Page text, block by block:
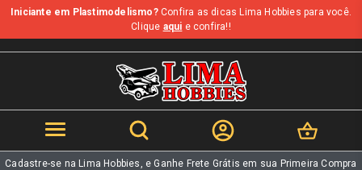
b
Iniciante em Plastimodelismo?Confira as dicas Lima Hobbies para você.
Clique aqui e confira!!
Cadastre-se na Lima Hobbies, e Ganhe Frete Grátis em sua Primeira Compra